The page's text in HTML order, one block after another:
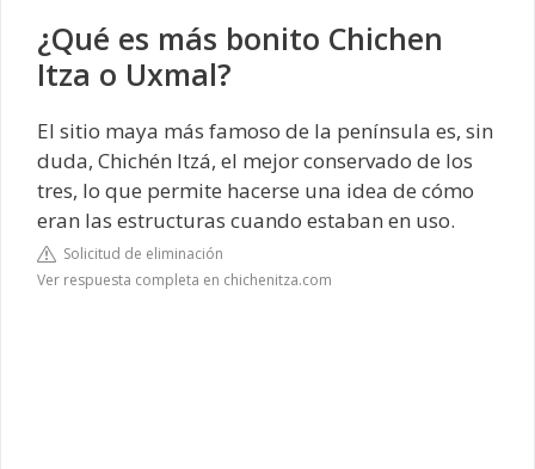
¿Qué es más bonito Chichen
Itza o Uxmal?
El sitio maya más famoso de la península es, sin
duda, Chichén Itzá, el mejor conservado de los
tres, lo que permite hacerse una idea de cómo
eran las estructuras cuando estaban en uso.
Solicitud de eliminación
Ver respuesta completa en chichenitza.com